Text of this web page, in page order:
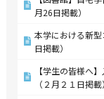
月26日掲載）
本学における新
日掲載）
【学生の皆様へ
（２月２１日掲載）